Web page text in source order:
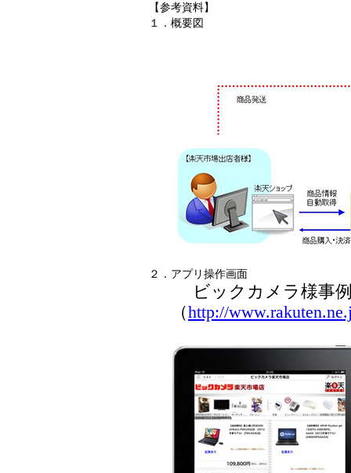
【参考資料】
１． 概要図
２． アプリ操作画面
ビックカメラ様事
（http://